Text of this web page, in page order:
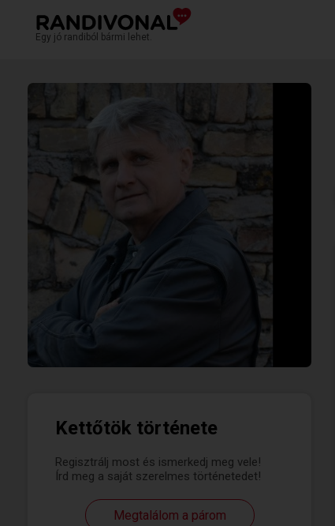
Egy jó randiból bármi lehet.
Kettőtök története
Regisztrálj most és ismerkedj meg vele!
Írd meg a saját szerelmes történetedet!
Megtalálom a párom